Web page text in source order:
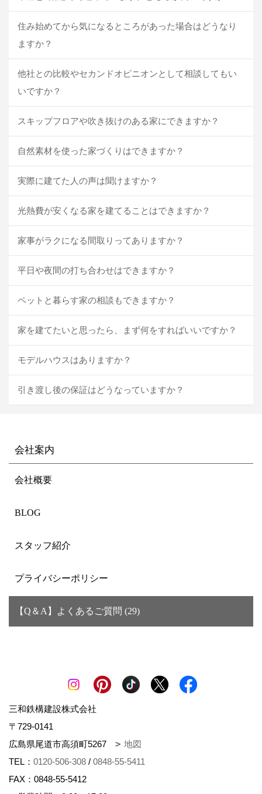
住み始めてから気になるところがあった場合はどうなり
ますか？
他社との比較やセカンドオピニオンとして相談してもい
いですか？
スキップフロアや吹き抜けのある家にできますか？
自然素材を使った家づくりはできますか？
実際に建てた人の声は聞けますか？
光熱費が安くなる家を建てることはできますか？
家事がラクになる間取りってありますか？
平日や夜間の打ち合わせはできますか？
ペットと暮らす家の相談もできますか？
家を建てたいと思ったら、まず何をすればいいですか？
モデルハウスはありますか？
引き渡し後の保証はどうなっていますか？
会社案内
会社概要
BLOG
スタッフ紹介
プライバシーポリシー
【Q＆A】よくあるご質問 (29)
三和鉄構建設株式会社
〒729-0141
広島県尾道市高須町5267
地図
TEL： 0120-506-308 / 0848-55-5411
FAX：0848-55-5412